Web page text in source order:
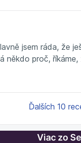
jsem ráda, že
někdo proč,
Ďalších 10
Viac zo